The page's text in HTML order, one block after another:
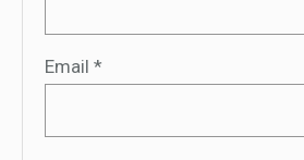
Email *